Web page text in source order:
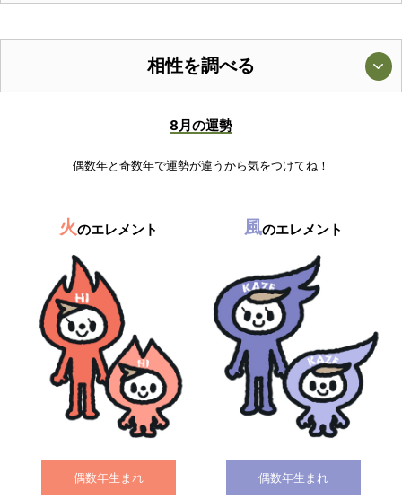
相性を調べる
8月の運勢
偶数年と奇数年で運勢が違うから気をつけてね！
火のエレメント
偶数年生まれ
風のエレメント
偶数年生まれ